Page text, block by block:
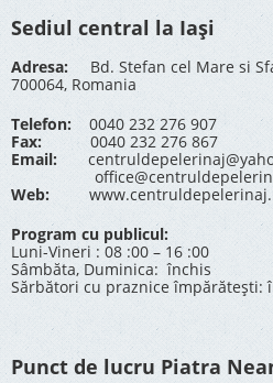
Sediul central la Iași
Adresa: Bd. Stefan cel Mare si
700064, Romania
Telefon: 0040 232 276 907
Fax: 0040 232 276 867
Email:
Web:
Program cu publicul:
Luni-Vineri : 08 :00 – 16 :00
Sâmbăta, Duminica: închis
Sărbători cu praznice împărătești:
Punct de lucru Piatra